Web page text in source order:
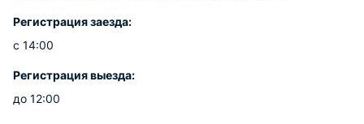
Регистрация заезда:
с 14:00
Регистрация выезда:
до 12:00